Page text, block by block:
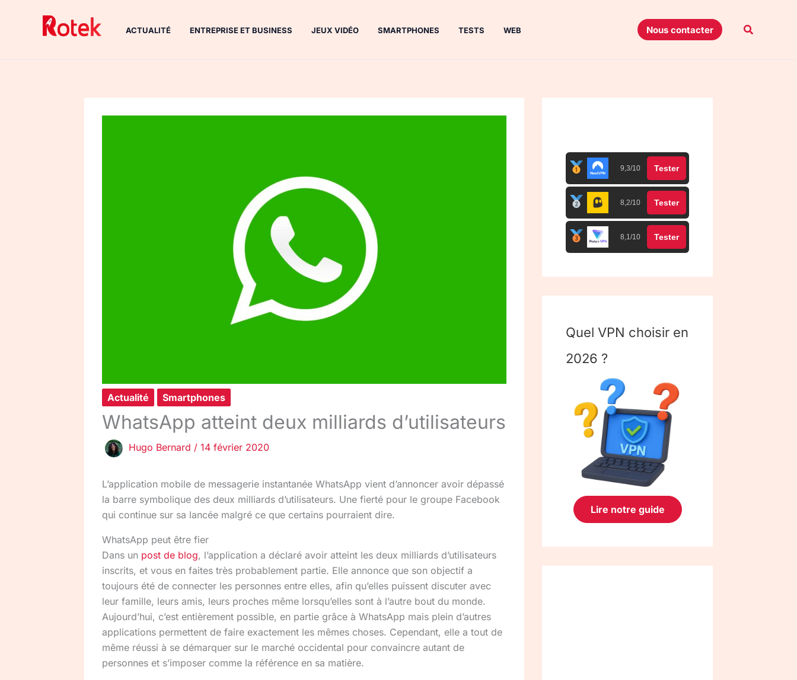
ACTUALITÉ ENTREPRISE ET BUSINESS JEUX VIDÉO SMARTPHONES TESTS WEB Nous contacter
Actualité Smartphones
WhatsApp atteint deux milliards d’utilisateurs
Hugo Bernard / 14 février 2020
L’application mobile de messagerie instantanée WhatsApp vient d’annoncer avoir dépassé
la barre symbolique des deux milliards d’utilisateurs. Une fierté pour le groupe Facebook
qui continue sur sa lancée malgré ce que certains pourraient dire.
WhatsApp peut être fier
Dans un post de blog, l’application a déclaré avoir atteint les deux milliards d’utilisateurs
inscrits, et vous en faites très probablement partie. Elle annonce que son objectif a
toujours été de connecter les personnes entre elles, afin qu’elles puissent discuter avec
leur famille, leurs amis, leurs proches même lorsqu’elles sont à l’autre bout du monde.
Aujourd’hui, c’est entièrement possible, en partie grâce à WhatsApp mais plein d’autres
applications permettent de faire exactement les mêmes choses. Cependant, elle a tout de
même réussi à se démarquer sur le marché occidental pour convaincre autant de
personnes et s’imposer comme la référence en sa matière.
9,3/10 Tester
8,2/10 Tester
8,1/10 Tester
Quel VPN choisir en
2026 ?
Lire notre guide